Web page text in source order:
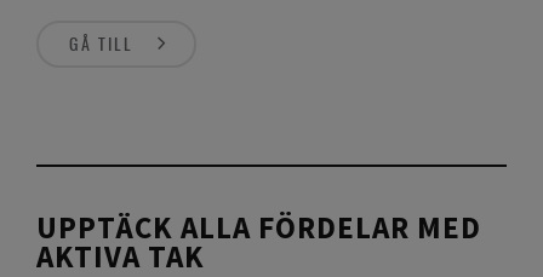
GÅ TILL
UPPTÄCK ALLA FÖRDELAR MED
AKTIVA TAK